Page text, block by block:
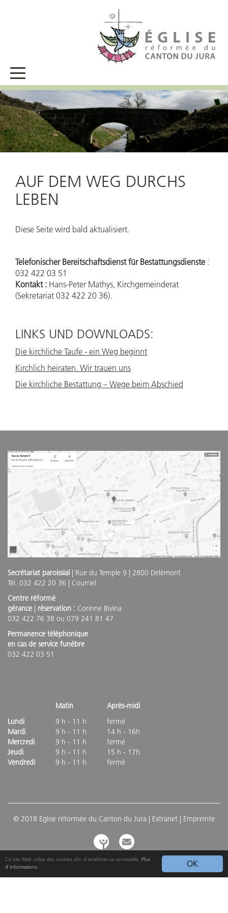
OK
Ce site Web utilise des cookies afin d'améliorer sa convivialité. Plus
d'informations.
AUF DEM WEG DURCHS
LEBEN
Diese Seite wird bald aktualisiert.
Telefonischer Bereitschaftsdienst für Bestattungsdienste :
032 422 03 51
Kontakt : Hans-Peter Mathys, Kirchgemeinderat
(Sekretariat 032 422 20 36).
LINKS UND DOWNLOADS:
Die kirchliche Taufe - ein Weg beginnt
Kirchlich heiraten. Wir trauen uns
Die kirchliche Bestattung – Wege beim Abschied
Secrétariat paroissial | Rue du Temple 9 | 2800 Delémont
Tél. 032 422 20 36 | Courriel
Centre réformé
gérance | réservation : Corinne Bivina
032 422 76 38 ou 079 241 81 47
Permanence téléphonique
en cas de service funèbre
032 422 03 51
Matin
Après-midi
Lundi
9 h - 11 h
fermé
Mardi
9 h - 11 h
14 h - 16h
Mercredi
9 h - 11 h
fermé
Jeudi
9 h - 11 h
15 h - 17h
Vendredi
9 h - 11 h fermé
© 2018 Eglise réformée du Canton du Jura | Extranet | Empreinte